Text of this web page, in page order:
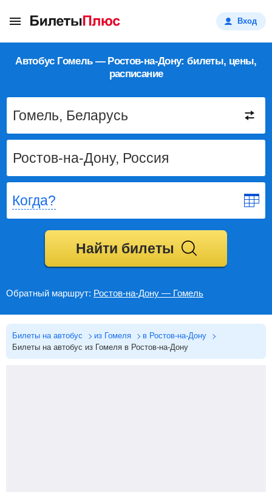
Вход
Автобус Гомель — Ростов-на-Дону: билеты, цены,
расписание
Когда?
Найти билеты
Обратный маршрут: Ростов-на-Дону — Гомель
Билеты на автобус из Гомеля
в Ростов-на-Дону
Билеты на автобус из Гомеля в Ростов-на-Дону